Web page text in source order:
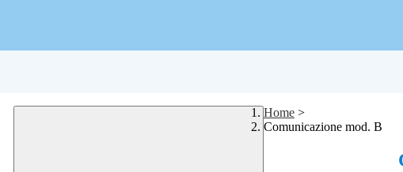
Home >
Comunicazione mod. B